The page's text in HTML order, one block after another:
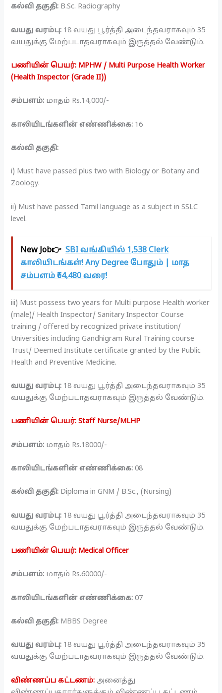
கல்வி தகுதி: B.Sc. Radiography
வயது வரம்பு: 18 வயது பூர்த்தி அடைந்தவராகவும் 35
வயதுக்கு மேற்படாதவராகவும் இருத்தல் வேண்டும்.
பணியின் பெயர்: MPHW / Multi Purpose Health Worker
(Health Inspector (Grade II))
சம்பளம்: மாதம் Rs.14,000/-
காலியிடங்களின் எண்ணிக்கை: 16
கல்வி தகுதி:
i) Must have passed plus two with Biology or Botany and
Zoology.
ii) Must have passed Tamil language as a subject in SSLC
level.
New Job👉 SBI வங்கியில் 1,538 Clerk
காலியிடங்கள்! Any Degree போதும் | மாத
சம்பளம் ₹64,480 வரை!
iii) Must possess two years for Multi purpose Health worker
(male)/ Health Inspector/ Sanitary Inspector Course
training / offered by recognized private institution/
Universities including Gandhigram Rural Training course
Trust/ Deemed Institute certificate granted by the Public
Health and Preventive Medicine.
வயது வரம்பு: 18 வயது பூர்த்தி அடைந்தவராகவும் 35
வயதுக்கு மேற்படாதவராகவும் இருத்தல் வேண்டும்.
பணியின் பெயர்: Staff Nurse/MLHP
சம்பளம்: மாதம் Rs.18000/-
காலியிடங்களின் எண்ணிக்கை: 08
கல்வி தகுதி: Diploma in GNM / B.Sc., (Nursing)
வயது வரம்பு: 18 வயது பூர்த்தி அடைந்தவராகவும் 35
வயதுக்கு மேற்படாதவராகவும் இருத்தல் வேண்டும்.
பணியின் பெயர்: Medical Officer
சம்பளம்: மாதம் Rs.60000/-
காலியிடங்களின் எண்ணிக்கை: 07
கல்வி தகுதி: MBBS Degree
வயது வரம்பு: 18 வயது பூர்த்தி அடைந்தவராகவும் 35
வயதுக்கு மேற்படாதவராகவும் இருத்தல் வேண்டும்.
விண்ணப்ப கட்டணம்: அனைத்து